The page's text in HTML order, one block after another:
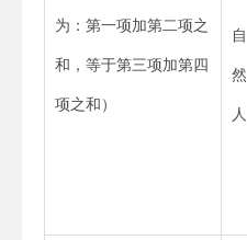
为：第一项加第二项之
和，等于第三项加第四
项之和）
自
然
人